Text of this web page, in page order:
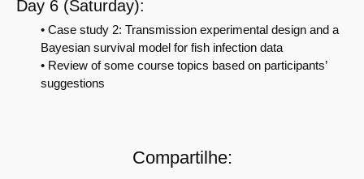
Day 6 (Saturday):
• Case study 2: Transmission experimental design and a
Bayesian survival model for fish infection data
• Review of some course topics based on participants’
suggestions
Compartilhe: